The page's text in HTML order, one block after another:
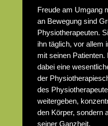
Freude am Umgang
an Bewegung sind
Physiotherapeuten.
ihn täglich, vor allem
mit seinen
dabei eine
der
des
weitergeben,
den Körper, sondern
seiner Ganzheit.